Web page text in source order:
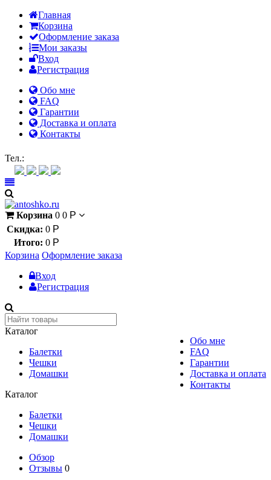
Главная
Корзина
Оформление заказа
Мои заказы
Вход
Регистрация
Обо мне
FAQ
Гарантии
Доставка и оплата
Контакты
Тел.:
Корзина 0 0 Р
Скидка: 0 Р
Итого: 0 Р
Корзина Оформление заказа
Вход
Регистрация
Обо мне
FAQ
Гарантии
Доставка и оплата
Контакты
Каталог
Балетки
Чешки
Домашки
Каталог
Балетки
Чешки
Домашки
Обзор
Отзывы 0